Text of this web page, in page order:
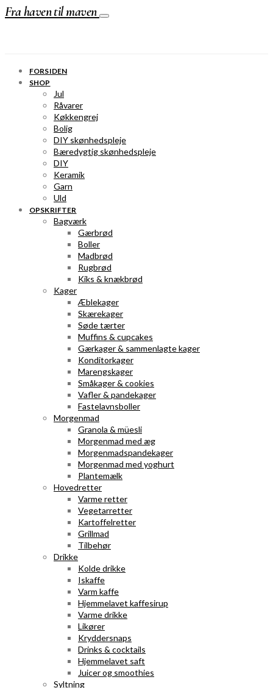
Fra haven til maven
FORSIDEN
SHOP
Jul
Råvarer
Køkkengrej
Bolig
DIY skønhedspleje
Bæredygtig skønhedspleje
DIY
Keramik
Garn
Uld
OPSKRIFTER
Bagværk
Gærbrød
Boller
Madbrød
Rugbrød
Kiks & knækbrød
Kager
Æblekager
Skærekager
Søde tærter
Muffins & cupcakes
Gærkager & sammenlagte kager
Konditorkager
Marengskager
Småkager & cookies
Vafler & pandekager
Fastelavnsboller
Morgenmad
Granola & müesli
Morgenmad med æg
Morgenmadspandekager
Morgenmad med yoghurt
Plantemælk
Hovedretter
Varme retter
Vegetarretter
Kartoffelretter
Grillmad
Tilbehør
Drikke
Kolde drikke
Iskaffe
Varm kaffe
Hjemmelavet kaffesirup
Varme drikke
Likører
Kryddersnaps
Drinks & cocktails
Hjemmelavet saft
Juicer og smoothies
Syltning